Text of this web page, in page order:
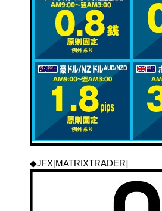
◆JFX[MATRIXTRADER]